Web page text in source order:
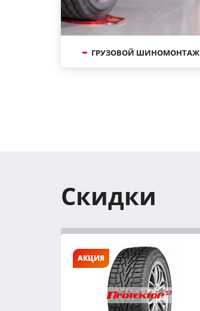
ГРУЗОВОЙ ШИНОМОНТАЖ
Скидки
АКЦИЯ